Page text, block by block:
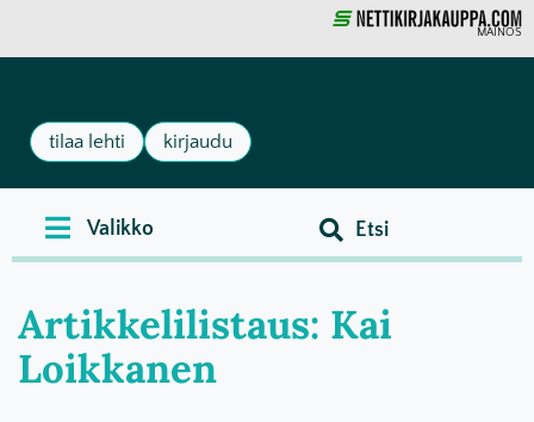
MAINOS
tilaa lehti kirjaudu
Artikkelilistaus: Kai
Loikkanen